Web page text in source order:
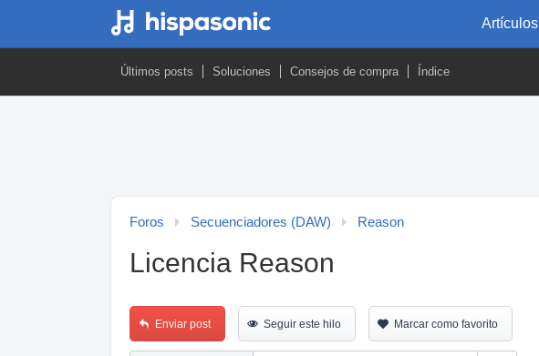
Artículos
Últimos posts Soluciones Consejos de compra Índice
Foros Secuenciadores (DAW) Reason
Licencia Reason
Enviar post Seguir este hilo Marcar como favorito